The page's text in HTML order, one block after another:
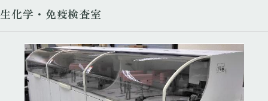
生化学・免疫検査室